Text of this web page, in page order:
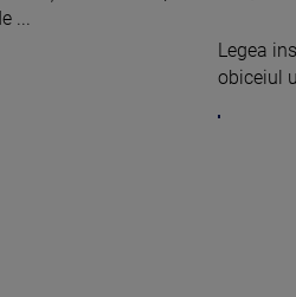
...
Legea
obiceiul